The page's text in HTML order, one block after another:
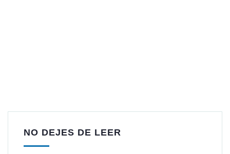
NO DEJES DE LEER